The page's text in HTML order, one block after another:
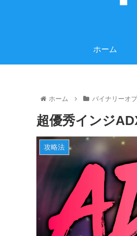
ホーム
ホーム バイナリーオ
超優秀インジ
攻略法